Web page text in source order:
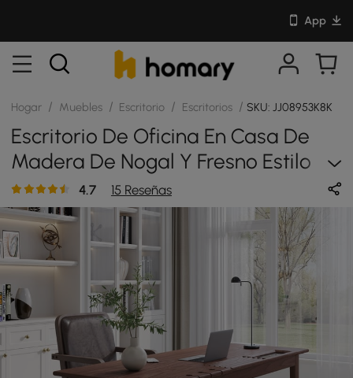
App
Hogar / Muebles / Escritorio / Escritorios / SKU: JJ08953K8K
Escritorio De Oficina En Casa De
Madera De Nogal Y Fresno Estilo
Chino Con 6 Cajones (62.9
Pulgadas)
4.7 15 Reseñas